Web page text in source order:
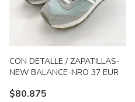
CON DETALLE / ZAPATILLAS-
NEW BALANCE-NRO 37 EUR
$80.875